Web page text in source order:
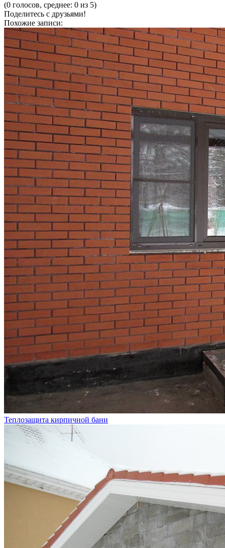
(0 голосов, среднее: 0 из 5)
Поделитесь с друзьями!
Похожие записи:
Теплозащита кирпичной бани